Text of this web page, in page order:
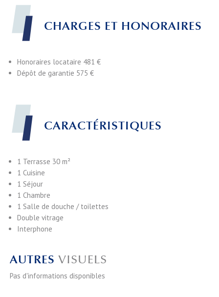
CARACTÉRISTIQUES
1 Terrasse 30 m²
1 Cuisine
1 Séjour
1 Chambre
1 Salle de douche / toilettes
Double vitrage
Interphone
CHARGES ET HONORAIRES
Honoraires locataire 481 €
Dépôt de garantie 575 €
AUTRES VISUELS
Pas d'informations disponibles